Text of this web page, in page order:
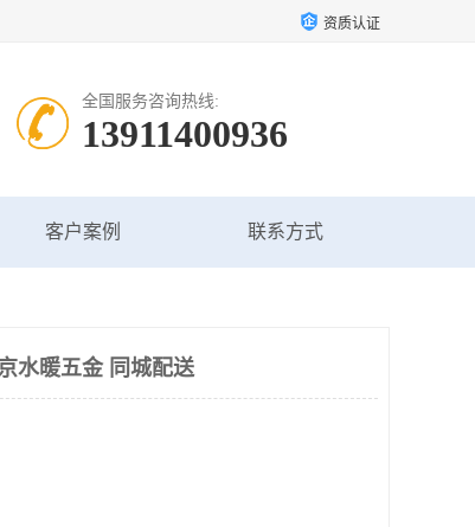
资质认证
全国服务咨询热线:
13911400936
客户案例 联系方式
水暖五金 同城配送